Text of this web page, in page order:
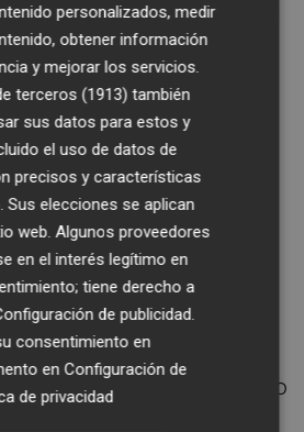
optimistas aunque no se
las cifras de antes de la
este porcentaje rondaba
la bacteriemia
que en 2023 fue del 2,79
que en 2020 y mu
que fue 2,5 %.
en pacientes
sonda uretral estaba el
% frente al 4,2 % del inicio
obstante en este caso
personalizados, medir
obtener información
y mejorar los servicios.
terceros (1913) también
sus datos para estos y
el uso de datos de
precisos y características
Sus elecciones se aplican
web. Algunos proveedores
en el interés legítimo en
tiene derecho a
de publicidad
consentimiento en
enConfiguración de
de privacidad